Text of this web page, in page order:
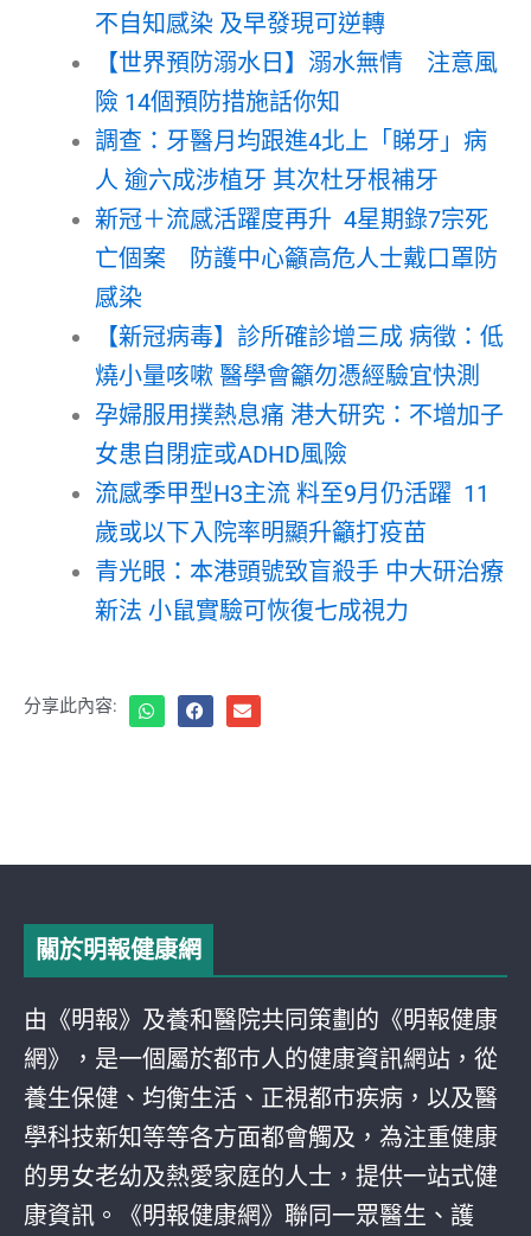
不自知感染 及早發現可逆轉
【世界預防溺水日】溺水無情 注意風
險 14個預防措施話你知
調查：牙醫月均跟進4北上「睇牙」病
人 逾六成涉植牙 其次杜牙根補牙
新冠＋流感活躍度再升 4星期錄7宗死
亡個案 防護中心籲高危人士戴口罩防
感染
【新冠病毒】診所確診增三成 病徵：低
燒小量咳嗽 醫學會籲勿憑經驗宜快測
孕婦服用撲熱息痛 港大研究：不增加子
女患自閉症或ADHD風險
流感季甲型H3主流 料至9月仍活躍 11
歲或以下入院率明顯升籲打疫苗
青光眼：本港頭號致盲殺手 中大研治療
新法 小鼠實驗可恢復七成視力
分享此內容:
關於明報健康網
由《明報》及養和醫院共同策劃的《明報健康
網》，是一個屬於都巿人的健康資訊網站，從
養生保健、均衡生活、正視都巿疾病，以及醫
學科技新知等等各方面都會觸及，為注重健康
的男女老幼及熱愛家庭的人士，提供一站式健
康資訊。《明報健康網》聯同一眾醫生、護